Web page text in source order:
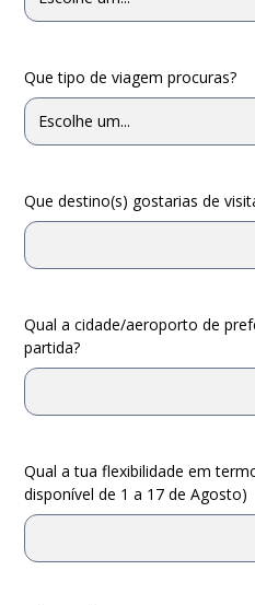
Que tipo de viagem procuras?
Que destino(s) gostarias de
Qual a cidade/aeroporto de
partida?
Qual a tua flexibilidade em
disponível de 1 a 17 de Agosto)